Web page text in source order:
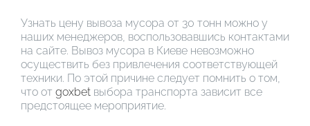
Узнать цену вывоза мусора от 30 тонн можно у
наших менеджеров, воспользовавшись контактами
на сайте. Вывоз мусора в Киеве невозможно
осуществить без привлечения соответствующей
техники. По этой причине следует помнить о том,
что от goxbet выбора транспорта зависит все
предстоящее мероприятие.